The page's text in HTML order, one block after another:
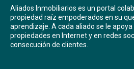
Aliados Inmobiliarios es un portal
propiedad raíz empoderados en su
aprendizaje. A cada aliado se le
propiedades en Internet y en redes
consecución de clientes.